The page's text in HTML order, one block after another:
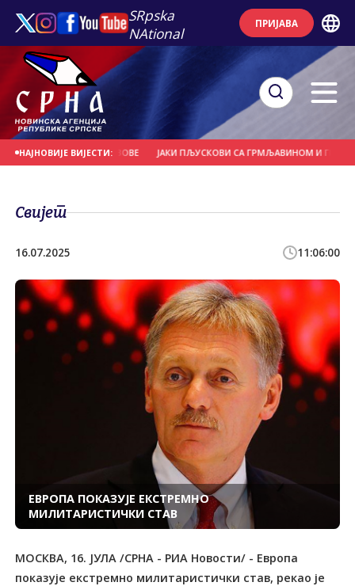
SRpska
NAtional
ПРИЈАВА
НАЈНОВИЈЕ ВИЈЕСТИ:
И НОСИЛА КРОВОВЕ ЈАКИ ПЉУСКОВИ СА ГРМЉАВИНОМ И ГРАДОМ У
Свијет
16.07.2025 11:06:00
ЕВРОПА ПОКАЗУЈЕ ЕКСТРЕМНО
МИЛИТАРИСТИЧКИ СТАВ
МОСКВА, 16. ЈУЛА /СРНА - РИА Новости/ - Европа
показује екстремно милитаристички став, рекао је